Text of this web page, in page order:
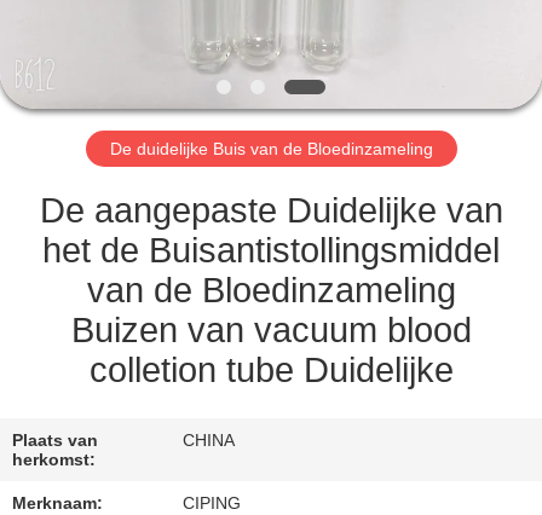
VERZOEK
EEN
CITAAT
SITEMAP
PRIVACY
POLICY
De duidelijke Buis van de Bloedinzameling
De aangepaste Duidelijke van
het de Buisantistollingsmiddel
van de Bloedinzameling
Buizen van vacuum blood
colletion tube Duidelijke
Plaats van
herkomst:
CHINA
Merknaam: CIPING